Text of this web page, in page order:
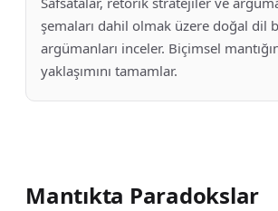
şemaları dahil olmak üzere doğal dil
argümanları inceler. Biçimsel
yaklaşımını tamamlar.
Mantıkta Paradokslar